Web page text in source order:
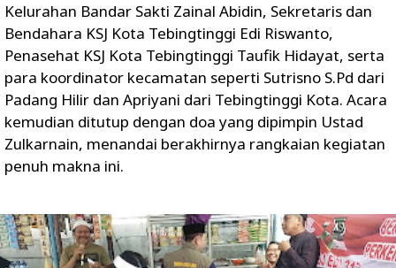
Kelurahan Bandar Sakti Zainal Abidin, Sekretaris dan
Bendahara KSJ Kota Tebingtinggi Edi Riswanto,
Penasehat KSJ Kota Tebingtinggi Taufik Hidayat, serta
para koordinator kecamatan seperti Sutrisno S.Pd dari
Padang Hilir dan Apriyani dari Tebingtinggi Kota. Acara
kemudian ditutup dengan doa yang dipimpin Ustad
Zulkarnain, menandai berakhirnya rangkaian kegiatan
penuh makna ini.